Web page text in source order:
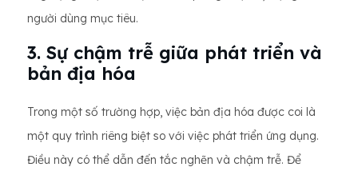
người dùng mục tiêu.
3. Sự chậm trễ giữa phát triển và
bản địa hóa
Trong một số trường hợp, việc bản địa hóa được coi là
một quy trình riêng biệt so với việc phát triển ứng dụng.
Điều này có thể dẫn đến tắc nghẽn và chậm trễ. Để